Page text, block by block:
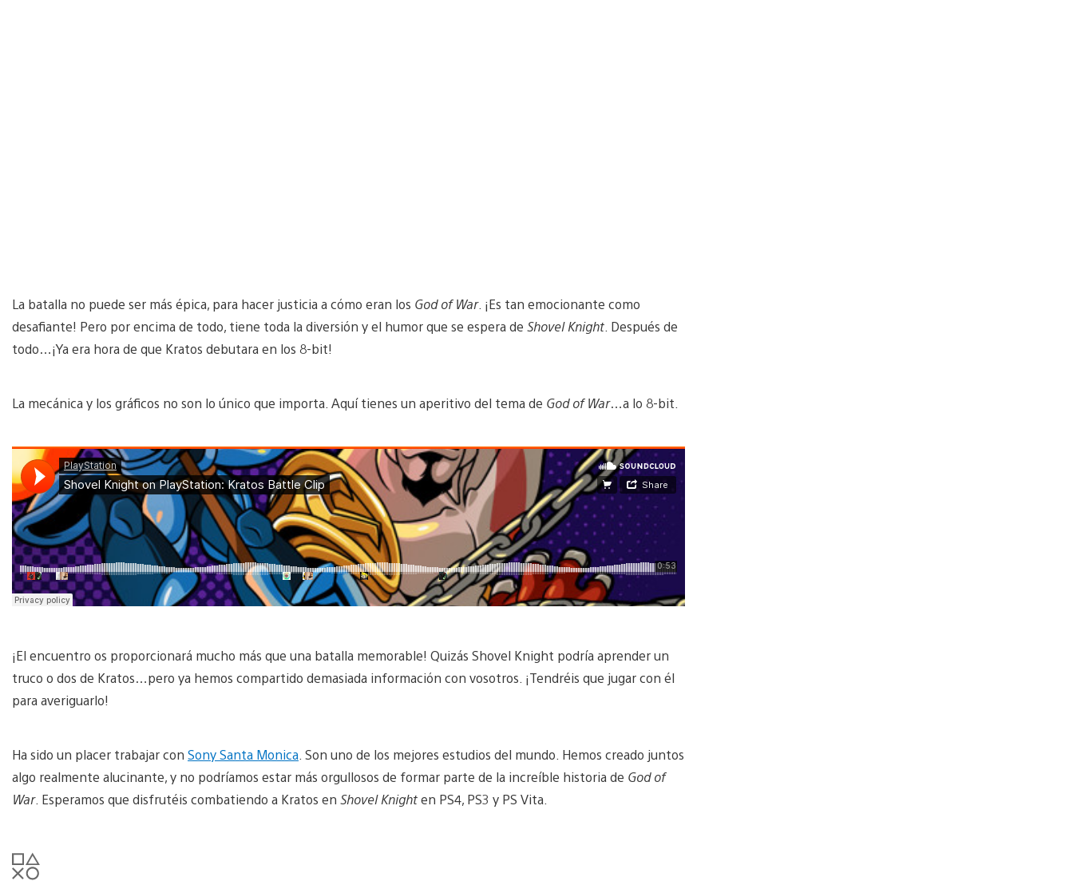
La batalla no puede ser más épica, para hacer justicia a cómo eran los God of War. ¡Es tan emocionante como
desafiante! Pero por encima de todo, tiene toda la diversión y el humor que se espera de Shovel Knight . Después de
todo…¡Ya era hora de que Kratos debutara en los 8-bit!
La mecánica y los gráficos no son lo único que importa. Aquí tienes un aperitivo del tema de God of War…a lo 8-bit.
¡El encuentro os proporcionará mucho más que una batalla memorable! Quizás Shovel Knight podría aprender un
truco o dos de Kratos…pero ya hemos compartido demasiada información con vosotros. ¡Tendréis que jugar con él
para averiguarlo!
Ha sido un placer trabajar con Sony Santa Monica . Son uno de los mejores estudios del mundo. Hemos creado juntos
algo realmente alucinante, y no podríamos estar más orgullosos de formar parte de la increíble historia de God of
War. Esperamos que disfrutéis combatiendo a Kratos en Shovel Knighten PS4, PS3 y PS Vita.